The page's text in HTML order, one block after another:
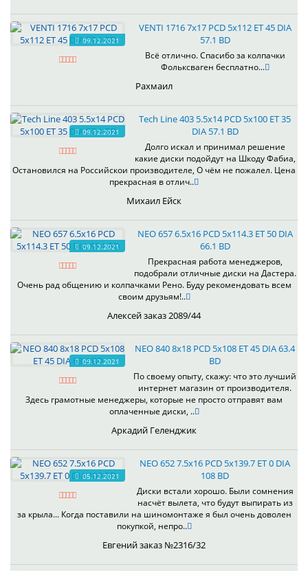
09.12.2021
VENTI 1716 7x17 PCD 5x112 ET 45 DIA
57.1 BD
Всё отлично. Спасибо за колпачки
Фольксваген бесплатно...
Рахмаил
09.12.2021
Tech Line 403 5.5x14 PCD 5x100 ET 35
DIA 57.1 BD
Долго искал и принимал решение
какие диски подойдут на Шкоду Фабиа,
Остановился на Российскои производителе, О чём не пожалел. Цена
прекрасная в отлич..
Михаил Ейск
09.12.2021
NEO 657 6.5x16 PCD 5x114.3 ET 50 DIA
66.1 BD
Прекрасная работа менеджеров,
подобрали отличные диски на Дастера.
Очень рад общению и колпачками Рено. Буду рекомендовать всем
своим друзьям!..
Алексей заказ 2089/44
09.12.2021
NEO 840 8x18 PCD 5x108 ET 45 DIA 63.4
BD
По своему опыту, скажу: что это лучший
интернет магазин от производителя.
Здесь грамотные менеджеры, которые не просто отправят вам
оплаченные диски, ..
Аркадий Геленджик
05.12.2021
NEO 652 7.5x16 PCD 5x139.7 ET 0 DIA
108 BD
Диски встали хорошо. Были сомнения
насчёт вылета, что будут выпирать из
за крыла... Когда поставили на шиномонтаже я был очень доволен
покупкой, непро..
Евгений заказ №2316/32